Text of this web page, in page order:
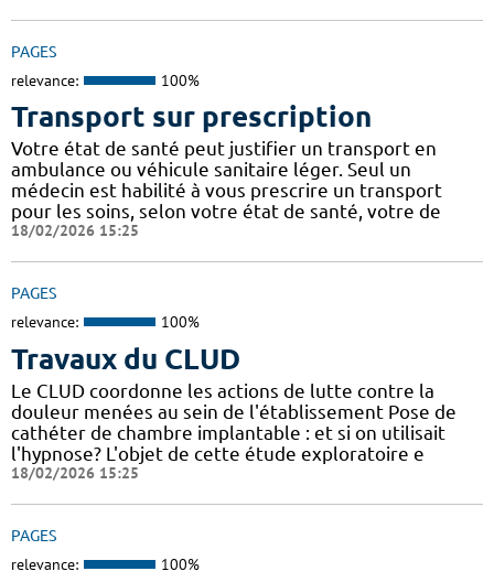
PAGES
relevance: 100%
Transport sur prescription
Votre état de santé peut justifier un transport en
ambulance ou véhicule sanitaire léger. Seul un
médecin est habilité à vous prescrire un transport
pour les soins, selon votre état de santé, votre de
18/02/2026 15:25
PAGES
relevance: 100%
Travaux du CLUD
Le CLUD coordonne les actions de lutte contre la
douleur menées au sein de l'établissement Pose de
cathéter de chambre implantable : et si on utilisait
l'hypnose? L'objet de cette étude exploratoire e
18/02/2026 15:25
PAGES
relevance: 100%